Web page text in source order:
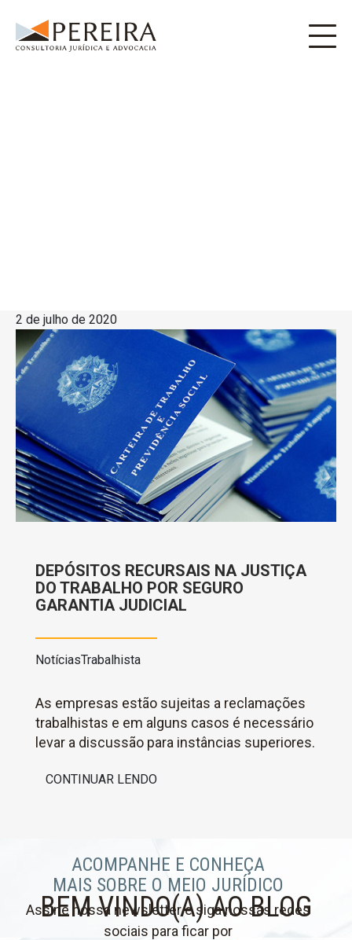
BEM VINDO(A) AO BLOG
2 de julho de 2020
DEPÓSITOS RECURSAIS NA JUSTIÇA
DO TRABALHO POR SEGURO
GARANTIA JUDICIAL
NotíciasTrabalhista
As empresas estão sujeitas a reclamações
trabalhistas e em alguns casos é necessário
levar a discussão para instâncias superiores.
CONTINUAR LENDO
ACOMPANHE E CONHEÇA
MAIS SOBRE O MEIO JURÍDICO
Assine nossa newsletter e siga nossas redes
sociais para ficar por